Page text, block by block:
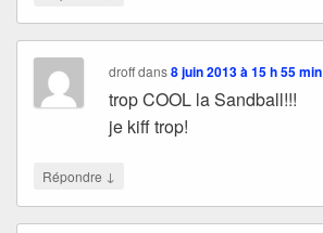
droffdans8 juin 2013 à 15 h 55 min
trop COOL la Sandball!!!
je kiff trop!
Répondre ↓